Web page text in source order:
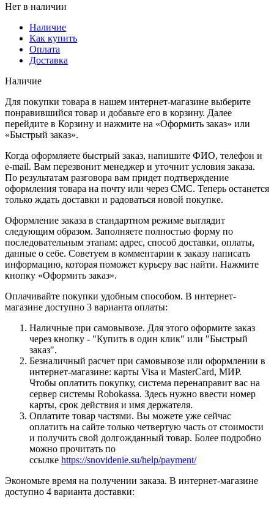
Нет в наличии
Наличие
Как купить
Оплата
Доставка
Наличие
Для покупки товара в нашем интернет-магазине выберите
понравившийся товар и добавьте его в корзину. Далее
перейдите в Корзину и нажмите на «Оформить заказ» или
«Быстрый заказ».
Когда оформляете быстрый заказ, напишите ФИО, телефон и
e-mail. Вам перезвонит менеджер и уточнит условия заказа.
По результатам разговора вам придет подтверждение
оформления товара на почту или через СМС. Теперь останется
только ждать доставки и радоваться новой покупке.
Оформление заказа в стандартном режиме выглядит
следующим образом. Заполняете полностью форму по
последовательным этапам: адрес, способ доставки, оплаты,
данные о себе. Советуем в комментарии к заказу написать
информацию, которая поможет курьеру вас найти. Нажмите
кнопку «Оформить заказ».
Оплачивайте покупки удобным способом. В интернет-
магазине доступно 3 варианта оплаты:
Наличные при самовывозе. Для этого оформите заказ
через кнопку - "Купить в один клик" или "Быстрый
заказ".
Безналичный расчет при самовывозе или оформлении в
интернет-магазине: карты Visa и MasterCard, МИР.
Чтобы оплатить покупку, система перенаправит вас на
сервер системы Robokassa. Здесь нужно ввести номер
карты, срок действия и имя держателя.
Оплатите товар частями. Вы можете уже сейчас
оплатить на сайте только четвертую часть от стоимости
и получить свой долгожданный товар. Более подробно
можно прочитать по
ссылке https://snovidenie.su/help/payment/
Экономьте время на получении заказа. В интернет-магазине
доступно 4 варианта доставки: